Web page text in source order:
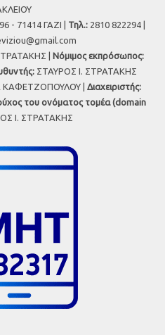
- 71414 ΓΑΖΙ | Τηλ.: 2810 822294 |
| Νόμιμος εκπρόσωπος:
ΣΤΑΥΡΟΣ Ι. ΣΤΡΑΤΑΚΗΣ
ΚΑΦΕΤΖΟΠΟΥΛΟΥ | Διαχειριστής:
του ονόματος τομέα (domain
Ι. ΣΤΡΑΤΑΚΗΣ